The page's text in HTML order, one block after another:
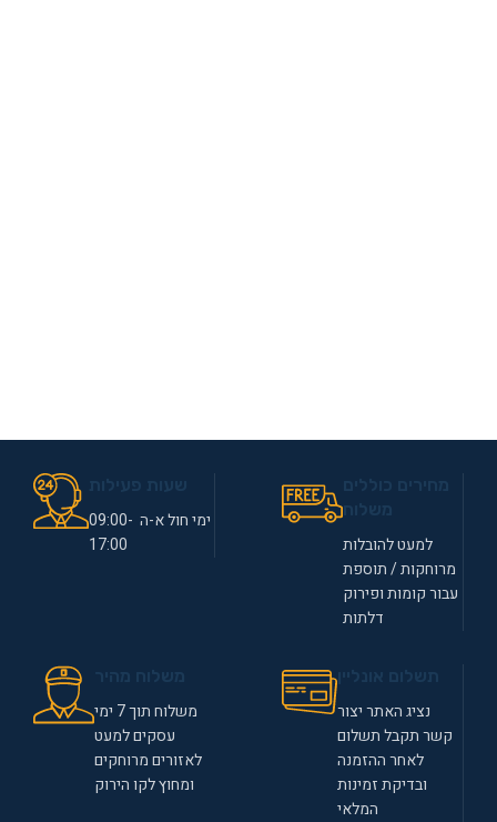
למעט להובלות
מרוחקות / תוספת
עבור קומות ופירוק
דלתות
ימי חול א-ה 09:00-
17:00
נציג האתר יצור
קשר תקבל תשלום
לאחר ההזמנה
ובדיקת זמינות
המלאי
משלוח תוך 7 ימי
עסקים למעט
לאזורים מרוחקים
ומחוץ לקו הירוק